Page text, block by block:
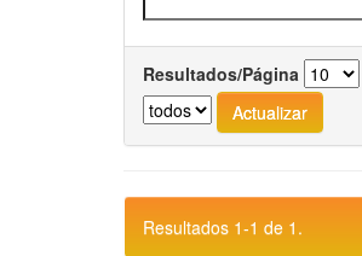
Resultados/Página
Resultados 1-1 de 1.